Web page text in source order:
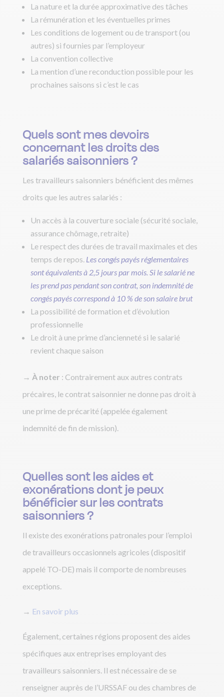
La nature et la durée approximative des tâches
La rémunération et les éventuelles primes
Les conditions de logement ou de transport (ou
autres) si fournies par l’employeur
La convention collective
La mention d’une reconduction possible pour les
prochaines saisons si c’est le cas
Quels sont mes devoirs
concernant les droits des
salariés saisonniers ?
Les travailleurs saisonniers bénéficient des mêmes
droits que les autres salariés :
Un accès à la couverture sociale (sécurité sociale,
assurance chômage, retraite)
Le respect des durées de travail maximales et des
temps de repos. Les congés payés réglementaires
sont équivalents à 2,5 jours par mois. Si le salarié ne
les prend pas pendant son contrat, son indemnité de
congés payés correspond à 10 % de son salaire brut
La possibilité de formation et d’évolution
professionnelle
Le droit à une prime d’ancienneté si le salarié
revient chaque saison
→ À noter : Contrairement aux autres contrats
précaires, le contrat saisonnier ne donne pas droit à
une prime de précarité (appelée également
indemnité de fin de mission).
Quelles sont les aides et
exonérations dont je peux
bénéficier sur les contrats
saisonniers ?
Il existe des exonérations patronales pour l’emploi
de travailleurs occasionnels agricoles (dispositif
appelé TO-DE) mais il comporte de nombreuses
exceptions.
→ En savoir plus
Également, certaines régions proposent des aides
spécifiques aux entreprises employant des
travailleurs saisonniers. Il est nécessaire de se
renseigner auprès de l’URSSAF ou des chambres de